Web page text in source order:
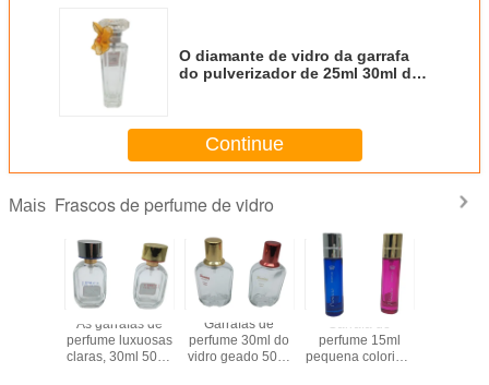
O diamante de vidro da garrafa
do pulverizador de 25ml 30ml deu
Continue
Mais Frascos de perfume de vidro
As garrafas de
perfume luxuosas
claras, 30ml 50ml
Garrafas de
perfume 30ml do
vidro geado 50ml
Garrafa de
perfume 15ml
pequena colorida,